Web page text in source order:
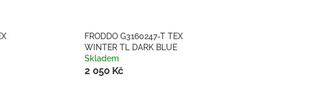
FRODDO G3160247-T TEX
WINTER TL DARK BLUE
Skladem
2 050 Kč